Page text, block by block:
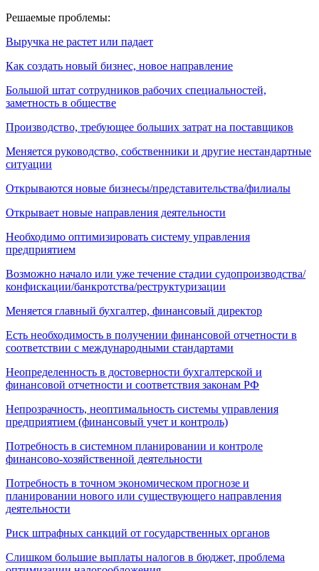
Решаемые проблемы:
Выручка не растет или падает
Как создать новый бизнес, новое направление
Большой штат сотрудников рабочих специальностей,
заметность в обществе
Производство, требующее больших затрат на поставщиков
Меняется руководство, собственники и другие нестандартные
ситуации
Открываются новые бизнесы/представительства/филиалы
Открывает новые направления деятельности
Необходимо оптимизировать систему управления
предприятием
Возможно начало или уже течение стадии судопроизводства/
конфискации/банкротства/реструктуризации
Меняется главный бухгалтер, финансовый директор
Есть необходимость в получении финансовой отчетности в
соответствии с международными стандартами
Неопределенность в достоверности бухгалтерской и
финансовой отчетности и соответствия законам РФ
Непрозрачность, неоптимальность системы управления
предприятием (финансовый учет и контроль)
Потребность в системном планировании и контроле
финансово-хозяйственной деятельности
Потребность в точном экономическом прогнозе и
планировании нового или существующего направления
деятельности
Риск штрафных санкций от государственных органов
Слишком большие выплаты налогов в бюджет, проблема